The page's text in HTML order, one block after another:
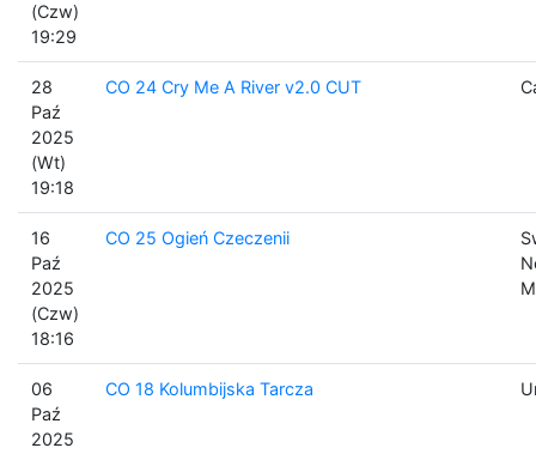
(Czw)
19:29
28
Paź
2025
(Wt)
19:18
CO 24 Cry Me A River v2.0 CUT
16
Paź
2025
(Czw)
18:16
CO 25 Ogień Czeczenii
06
Paź
2025
CO 18 Kolumbijska Tarcza